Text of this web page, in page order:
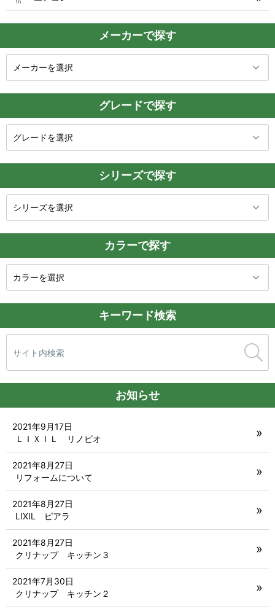
メーカーで探す
グレードで探す
シリーズで探す
カラーで探す
キーワード検索
索:
お知らせ
ＬＩＸＩＬ リノビオ
2021年9月17日
リフォームについて
2021年8月27日
LIXIL ピアラ
2021年8月27日
クリナップ キッチン３
2021年8月27日
クリナップ キッチン２
2021年7月30日